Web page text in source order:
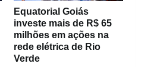
Equatorial Goiás
investe mais de R$ 65
milhões em ações na
rede elétrica de Rio
Verde